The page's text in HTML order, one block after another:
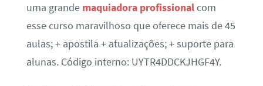
uma grande maquiadora profissionalcom
esse curso maravilhoso que oferece mais de 45
aulas; + apostila + atualizações; + suporte para
alunas. Código interno: UYTR4DDCKJHGF4Y.